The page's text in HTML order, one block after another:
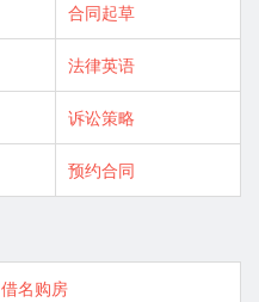
合同起草
法律英语
诉讼策略
预约合同
借名购房